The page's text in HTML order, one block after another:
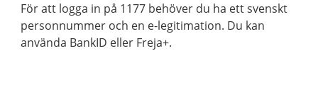
För att logga in på 1177 behöver du ha ett svenskt
personnummer och en e-legitimation. Du kan
använda BankID eller Freja+.